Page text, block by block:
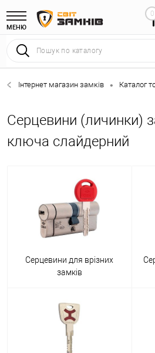
МЕНЮ
0
Інтернет магазин замків • Каталог
Серцевини (личинки)
ключа слайдерний
Серцевини для врізних
замків